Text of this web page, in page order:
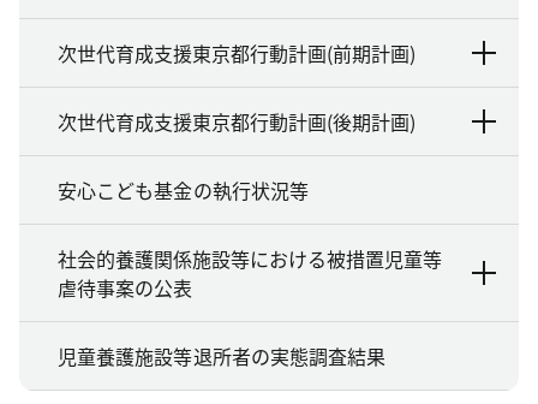
次世代育成支援東京都行動計画(前期計画)
次世代育成支援東京都行動計画(後期計画)
安心こども基金の執行状況等
社会的養護関係施設等における被措置児童等
虐待事案の公表
児童養護施設等退所者の実態調査結果